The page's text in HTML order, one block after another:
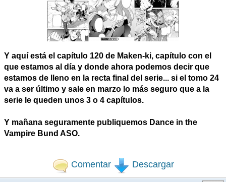
Y aquí está el capítulo 120 de Maken-ki, capítulo con el
que estamos al día y donde ahora podemos decir que
estamos de lleno en la recta final del serie... si el tomo 24
va a ser último y sale en marzo lo más seguro que a la
serie le queden unos 3 o 4 capítulos.
Y mañana seguramente publiquemos Dance in the
Vampire Bund ASO.
Comentar Descargar